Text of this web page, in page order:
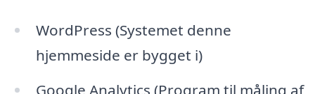
WordPress (Systemet denne
hjemmeside er bygget i)
Google Analytics (Program til måling af